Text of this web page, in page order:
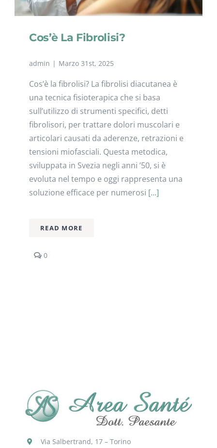
Cos’è La Fibrolisi?
admin | Marzo 31st, 2025
Cos’è la fibrolisi? La fibrolisi diacutanea è
una tecnica fisioterapica che si basa
sull’utilizzo di strumenti specifici, detti
fibrolisori, per trattare dolori muscolari e
articolari causati da aderenze, retrazioni e
tensioni miofasciali. Questa metodica,
sviluppata in Svezia negli anni ’50, si è
evoluta nel tempo e oggi rappresenta una
soluzione efficace per numerosi [...]
READ MORE
0comments
Via Salbertrand, 17 – Torino